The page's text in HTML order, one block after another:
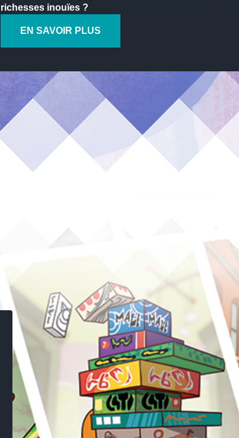
richesses inouïes ?
EN SAVOIR PLUS